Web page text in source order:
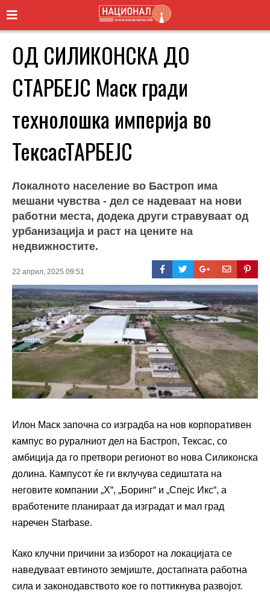
ОД СИЛИКОНСКА ДО
СТАРБЕЈС Маск гради
технолошка империја во
ТексасТАРБЕЈС
Локалното население во Бастроп има
мешани чувства - дел се надеваат на нови
работни места, додека други стравуваат од
урбанизација и раст на цените на
недвижностите.
22 април, 2025 09:51
Илон Маск започна со изградба на нов корпоративен
кампус во руралниот дел на Бастроп, Тексас, со
амбиција да го претвори регионот во нова Силиконска
долина. Кампусот ќе ги вклучува седиштата на
неговите компании „Х“, „Боринг“ и „Спејс Икс“, а
вработените планираат да изградат и мал град
наречен Starbase.
Како клучни причини за изборот на локацијата се
наведуваат евтиното земјиште, достапната работна
сила и законодавството кое го поттикнува развојот.